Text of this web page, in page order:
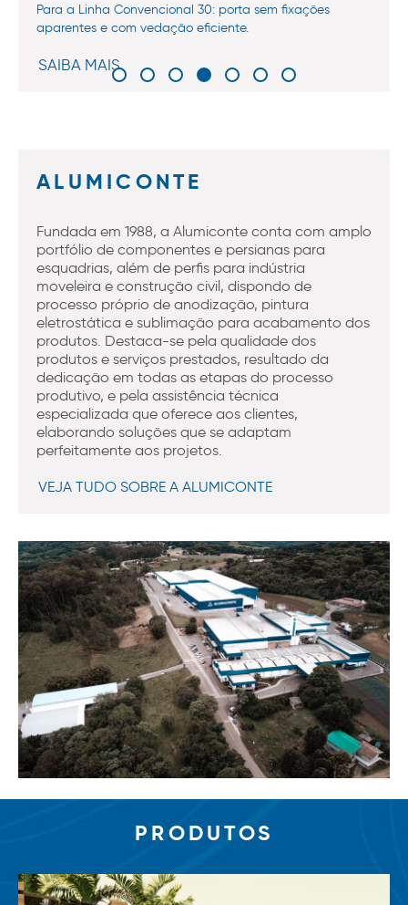
Para a Linha Convencional 30: porta sem fixações
aparentes e com vedação eficiente.
SAIBA MAIS
ALUMICONTE
Fundada em 1988, a Alumiconte conta com amplo
portfólio de componentes e persianas para
esquadrias, além de perfis para indústria
moveleira e construção civil, dispondo de
processo próprio de anodização, pintura
eletrostática e sublimação para acabamento dos
produtos. Destaca-se pela qualidade dos
produtos e serviços prestados, resultado da
dedicação em todas as etapas do processo
produtivo, e pela assistência técnica
especializada que oferece aos clientes,
elaborando soluções que se adaptam
perfeitamente aos projetos.
VEJA TUDO SOBRE A ALUMICONTE
PRODUTOS